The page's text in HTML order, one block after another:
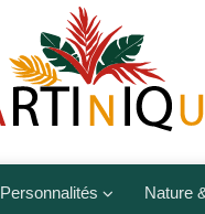
Personnalités Nature